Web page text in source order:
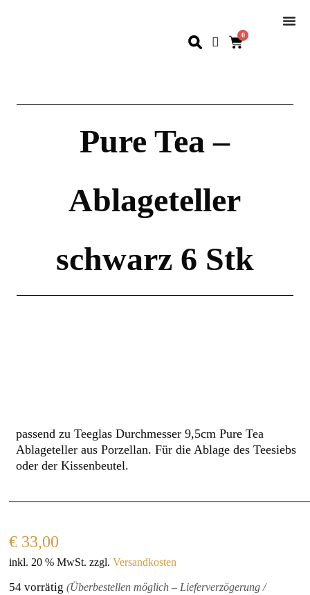
0
Pure Tea –
Ablageteller
schwarz 6 Stk
passend zu Teeglas Durchmesser 9,5cm Pure Tea
Ablageteller aus Porzellan. Für die Ablage des Teesiebs
oder der Kissenbeutel.
€ 33,00
inkl. 20 % MwSt. zzgl.Versandkosten
54 vorrätig(Überbestellen möglich – Lieferverzögerung /